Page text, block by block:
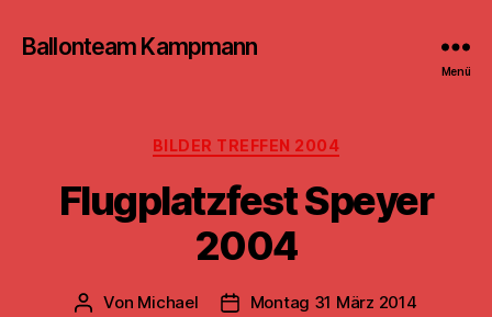
Ballonteam Kampmann
Menü
Kategorien
BILDER TREFFEN 2004
Flugplatzfest Speyer
2004
Beitragsautor
Von Michael Beitragsdatum
Montag 31 März 2014